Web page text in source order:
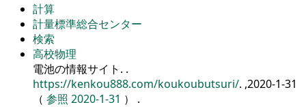
計算
計量標準総合センター
検索
高校物理
電池の情報サイト. .
https://kenkou888.com/koukoubutsuri/. ,2020-1-31
（ 参照 2020-1-31 ） .